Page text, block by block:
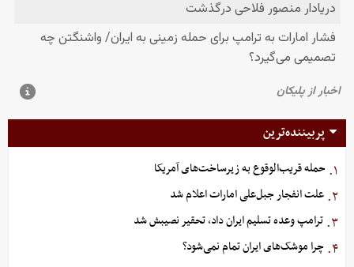
پربیننده‌ترین
۱. حمله قریب‌الوقوع به زیرساخت‌های آمریکا
۲. علت انفجار جبل‌علی امارات اعلام شد
۳. ترامپ وعده تسلیم ایران داد، تحقیر نصیبش شد
۴. چرا موشک‌های ایران تمام نمی‌شود؟